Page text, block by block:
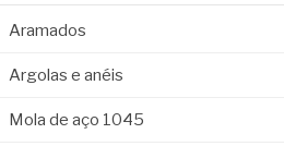
Aramados
Argolas e anéis
Mola de aço 1045